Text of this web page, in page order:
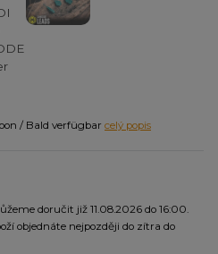
/ Bald verfügbar celý popis
doručit již 11.08.2026 do 16:00.
objednáte nejpozději do zítra do